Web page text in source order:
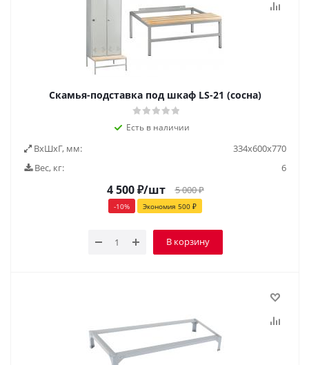
Скамья-подставка под шкаф LS-21 (сосна)
Есть в наличии
ВxШxГ, мм:
334x600x770
Вес, кг:
6
4 500₽/шт 5 000₽
-10% Экономия 500 ₽
В корзину